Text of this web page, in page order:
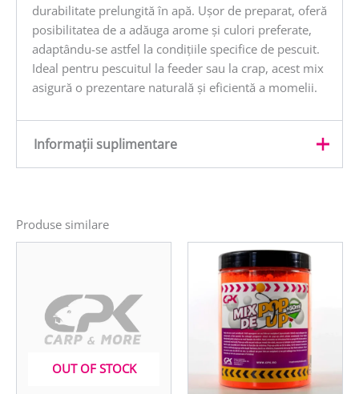
durabilitate prelungită în apă. Ușor de preparat, oferă
posibilitatea de a adăuga arome și culori preferate,
adaptându-se astfel la condițiile specifice de pescuit.
Ideal pentru pescuitul la feeder sau la crap, acest mix
asigură o prezentare naturală și eficientă a momelii.
Informații suplimentare
Produse similare
OUT OF STOCK